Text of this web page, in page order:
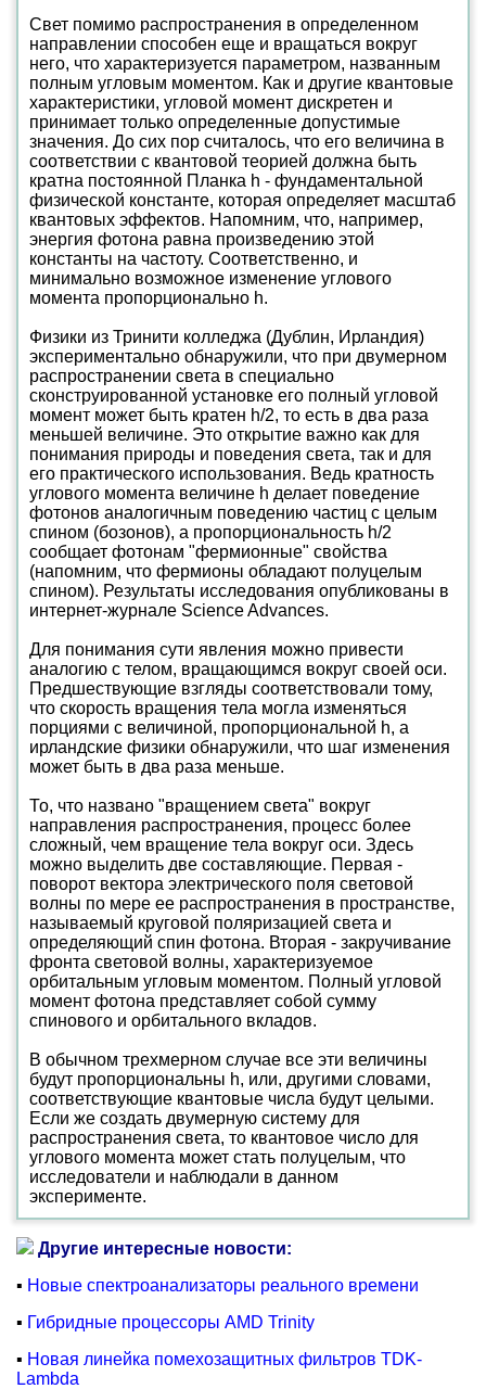
Свет помимо распространения в определенном
направлении способен еще и вращаться вокруг
него, что характеризуется параметром, названным
полным угловым моментом. Как и другие квантовые
характеристики, угловой момент дискретен и
принимает только определенные допустимые
значения. До сих пор считалось, что его величина в
соответствии с квантовой теорией должна быть
кратна постоянной Планка h - фундаментальной
физической константе, которая определяет масштаб
квантовых эффектов. Напомним, что, например,
энергия фотона равна произведению этой
константы на частоту. Соответственно, и
минимально возможное изменение углового
момента пропорционально h.
Физики из Тринити колледжа (Дублин, Ирландия)
экспериментально обнаружили, что при двумерном
распространении света в специально
сконструированной установке его полный угловой
момент может быть кратен h/2, то есть в два раза
меньшей величине. Это открытие важно как для
понимания природы и поведения света, так и для
его практического использования. Ведь кратность
углового момента величине h делает поведение
фотонов аналогичным поведению частиц с целым
спином (бозонов), а пропорциональность h/2
сообщает фотонам "фермионные" свойства
(напомним, что фермионы обладают полуцелым
спином). Результаты исследования опубликованы в
интернет-журнале Science Advances.
Для понимания сути явления можно привести
аналогию с телом, вращающимся вокруг своей оси.
Предшествующие взгляды соответствовали тому,
что скорость вращения тела могла изменяться
порциями с величиной, пропорциональной h, а
ирландские физики обнаружили, что шаг изменения
может быть в два раза меньше.
То, что названо "вращением света" вокруг
направления распространения, процесс более
сложный, чем вращение тела вокруг оси. Здесь
можно выделить две составляющие. Первая -
поворот вектора электрического поля световой
волны по мере ее распространения в пространстве,
называемый круговой поляризацией света и
определяющий спин фотона. Вторая - закручивание
фронта световой волны, характеризуемое
орбитальным угловым моментом. Полный угловой
момент фотона представляет собой сумму
спинового и орбитального вкладов.
В обычном трехмерном случае все эти величины
будут пропорциональны h, или, другими словами,
соответствующие квантовые числа будут целыми.
Если же создать двумерную систему для
распространения света, то квантовое число для
углового момента может стать полуцелым, что
исследователи и наблюдали в данном
эксперименте.
Другие интересные новости:
▪ Новые спектроанализаторы реального времени
▪ Гибридные процессоры AMD Trinity
▪ Новая линейка помехозащитных фильтров TDK-
Lambda